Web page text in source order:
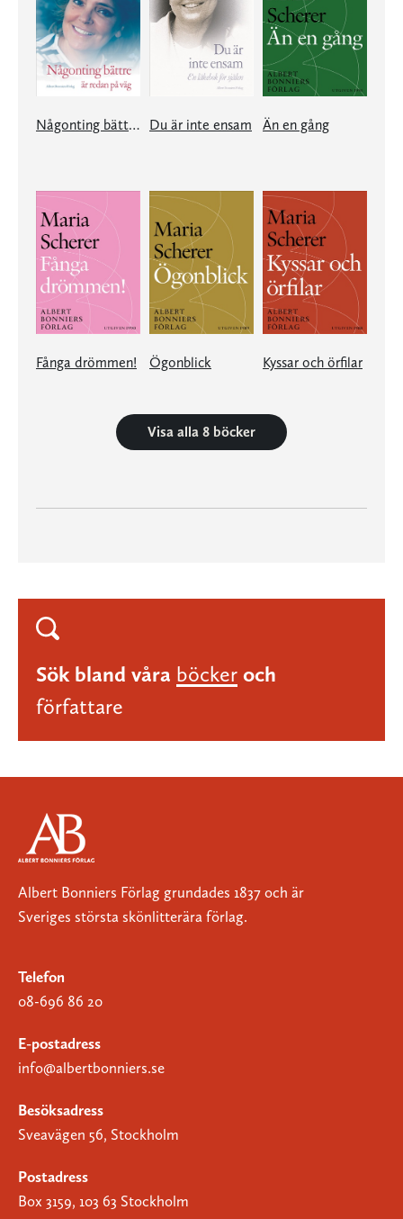
Någonting bättre är redan på väg Du är inte ensam Än en gång
Fånga drömmen! Ögonblick Kyssar och örfilar
Visa alla 8 böcker
Sök bland våra böcker och
författare
Albert Bonniers Förlag grundades 1837 och är
Sveriges största skönlitterära förlag.
Telefon
08-696 86 20
E-postadress
info@albertbonniers.se
Besöksadress
Sveavägen 56, Stockholm
Postadress
Box 3159, 103 63 Stockholm